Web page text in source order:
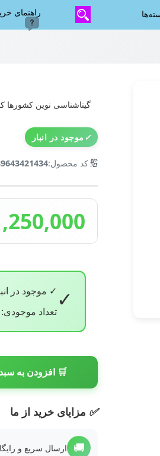
راهنمای
گیتاشناسی نوین کشورها کد
✓ موجود در انبار
🔢کد محصول:
1,250,000
✓ ✓ موجود در
تعداد موجودی: 9 عدد
🛒 افزودن به
✅ مزایای خرید از ما
🚚 ارسال سریع و